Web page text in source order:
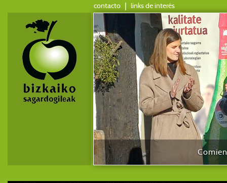
contacto | links de interés